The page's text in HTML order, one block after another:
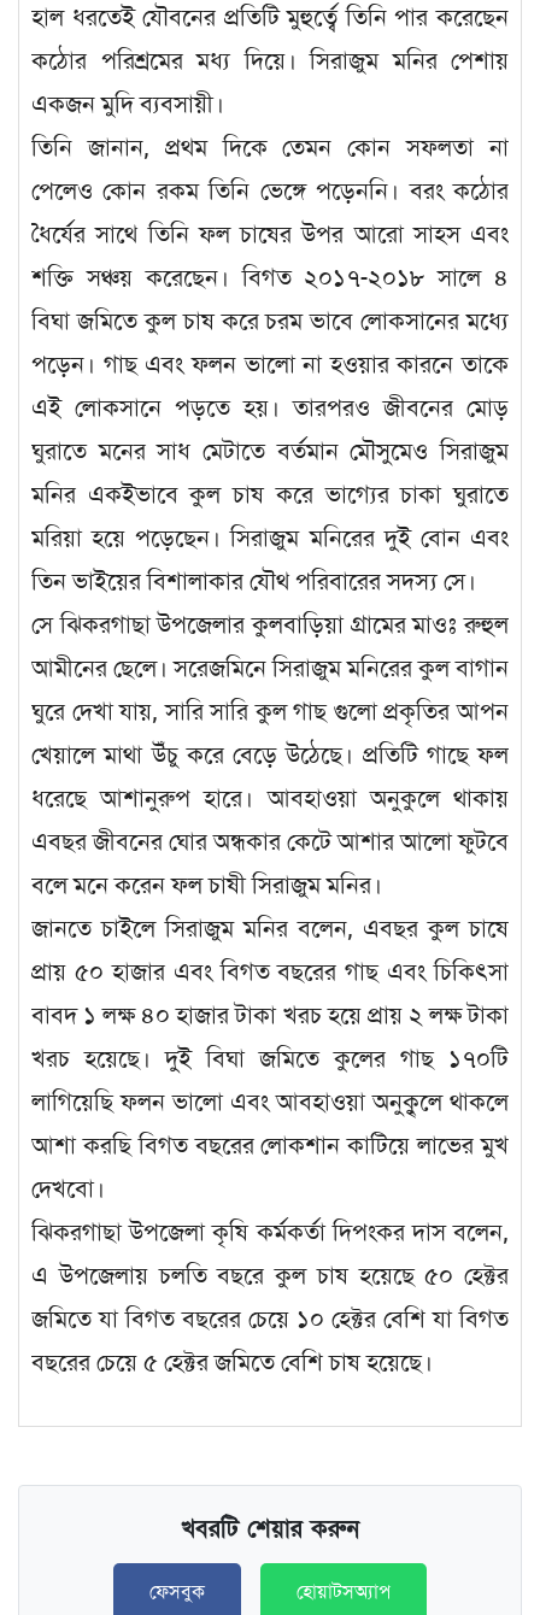
হাল ধরতেই যৌবনের প্রতিটি মুহুর্ত্বে তিনি পার করেছেন
কঠোর পরিশ্রমের মধ্য দিয়ে। সিরাজুম মনির পেশায়
একজন মুদি ব্যবসায়ী।
তিনি জানান, প্রথম দিকে তেমন কোন সফলতা না
পেলেও কোন রকম তিনি ভেঙ্গে পড়েননি। বরং কঠোর
ধৈর্যের সাথে তিনি ফল চাষের উপর আরো সাহস এবং
শক্তি সঞ্চয় করেছেন। বিগত ২০১৭-২০১৮ সালে ৪
বিঘা জমিতে কুল চাষ করে চরম ভাবে লোকসানের মধ্যে
পড়েন। গাছ এবং ফলন ভালো না হওয়ার কারনে তাকে
এই লোকসানে পড়তে হয়। তারপরও জীবনের মোড়
ঘুরাতে মনের সাধ মেটাতে বর্তমান মৌসুমেও সিরাজুম
মনির একইভাবে কুল চাষ করে ভাগ্যের চাকা ঘুরাতে
মরিয়া হয়ে পড়েছেন। সিরাজুম মনিরের দুই বোন এবং
তিন ভাইয়ের বিশালাকার যৌথ পরিবারের সদস্য সে।
সে ঝিকরগাছা উপজেলার কুলবাড়িয়া গ্রামের মাওঃ রুহুল
আমীনের ছেলে। সরেজমিনে সিরাজুম মনিরের কুল বাগান
ঘুরে দেখা যায়, সারি সারি কুল গাছ গুলো প্রকৃতির আপন
খেয়ালে মাথা উঁচু করে বেড়ে উঠেছে। প্রতিটি গাছে ফল
ধরেছে আশানুরুপ হারে। আবহাওয়া অনুকুলে থাকায়
এবছর জীবনের ঘোর অন্ধকার কেটে আশার আলো ফুটবে
বলে মনে করেন ফল চাষী সিরাজুম মনির।
জানতে চাইলে সিরাজুম মনির বলেন, এবছর কুল চাষে
প্রায় ৫০ হাজার এবং বিগত বছরের গাছ এবং চিকিৎসা
বাবদ ১ লক্ষ ৪০ হাজার টাকা খরচ হয়ে প্রায় ২ লক্ষ টাকা
খরচ হয়েছে। দুই বিঘা জমিতে কুলের গাছ ১৭০টি
লাগিয়েছি ফলন ভালো এবং আবহাওয়া অনুকুৃলে থাকলে
আশা করছি বিগত বছরের লোকশান কাটিয়ে লাভের মুখ
দেখবো।
ঝিকরগাছা উপজেলা কৃষি কর্মকর্তা দিপংকর দাস বলেন,
এ উপজেলায় চলতি বছরে কুল চাষ হয়েছে ৫০ হেক্টর
জমিতে যা বিগত বছরের চেয়ে ১০ হেক্টর বেশি যা বিগত
বছরের চেয়ে ৫ হেক্টর জমিতে বেশি চাষ হয়েছে।
খবরটি শেয়ার করুন
ফেসবুক হোয়াটসঅ্যাপ